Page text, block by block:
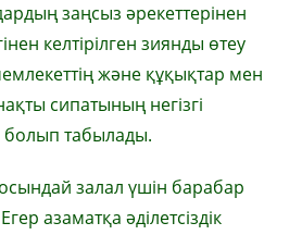
заңсыз әрекеттерінен
келтірілген зиянды өтеу
және құқықтар мен
сипатының негізгі
болып табылады.
залал үшін барабар
азаматқа әділетсіздік